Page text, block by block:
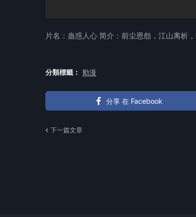
片名：蛊惑人心 简介：前尘恩怨，江山离析
分類標籤： 動漫
分享 在 Facebook
下一篇文章